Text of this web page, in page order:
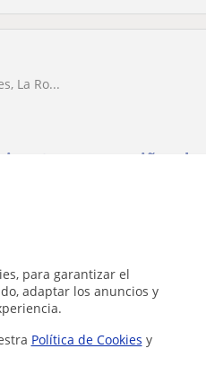
para garantizar el
adaptar los anuncios y
Política de Cookies y
La Ro...
para niños
clases particulares de repaso
La Ro...